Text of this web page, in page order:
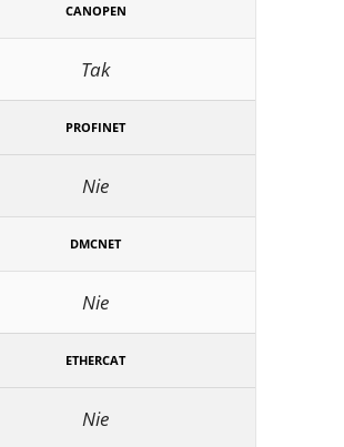
CANOPEN
Tak
PROFINET
Nie
DMCNET
Nie
ETHERCAT
Nie